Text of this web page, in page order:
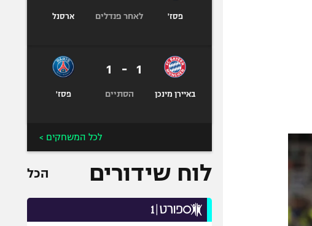
פסז' לאחר פנדלים ארסנל
באיירן מינכן
1
-
1
הסתיים פסז'
לכל המשחקים >
לוח שידורים הכל